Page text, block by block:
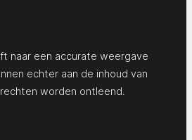
naar een accurate weergave
echter aan de inhoud van
worden ontleend.